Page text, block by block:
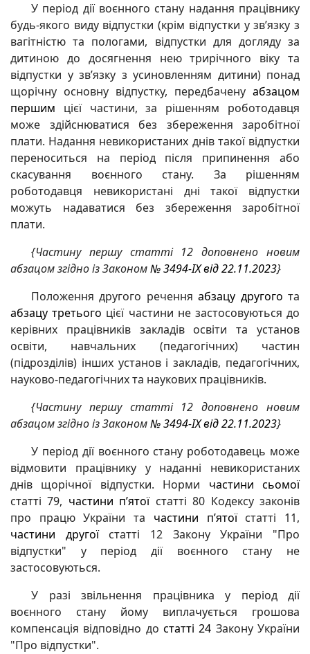
У період дії воєнного стану надання працівнику
будь-якого виду відпустки (крім відпустки у зв’язку з
вагітністю та пологами, відпустки для догляду за
дитиною до досягнення нею трирічного віку та
відпустки у зв’язку з усиновленням дитини) понад
щорічну основну відпустку, передбачену абзацом
першим цієї частини, за рішенням роботодавця
може здійснюватися без збереження заробітної
плати. Надання невикористаних днів такої відпустки
переноситься на період після припинення або
скасування воєнного стану. За рішенням
роботодавця невикористані дні такої відпустки
можуть надаватися без збереження заробітної
плати.
{Частину першу статті 12 доповнено новим
абзацом згідно із Законом№ 3494-IX від 22.11.2023}
Положення другого реченняабзацу другого та
абзацу третього цієї частини не застосовуються до
керівних працівників закладів освіти та установ
освіти, навчальних (педагогічних) частин
(підрозділів) інших установ і закладів, педагогічних,
науково-педагогічних та наукових працівників.
{Частину першу статті 12 доповнено новим
абзацом згідно із Законом№ 3494-IX від 22.11.2023}
У період дії воєнного стану роботодавець може
відмовити працівнику у наданні невикористаних
днів щорічної відпустки. Норми частини сьомої
статті 79, частини п’ятоїстатті 80 Кодексу законів
про працю України та частини п’ятоїстатті 11,
частини другоїстатті 12 Закону України "Про
відпустки" у період дії воєнного стану не
застосовуються.
У разі звільнення працівника у період дії
воєнного стану йому виплачується грошова
компенсація відповідно до статті 24 Закону України
"Про відпустки".